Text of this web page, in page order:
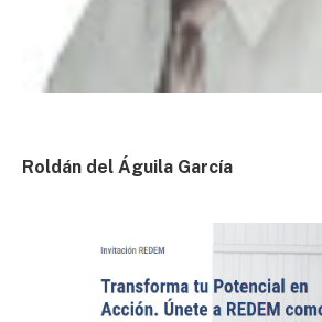
Roldán del Águila García